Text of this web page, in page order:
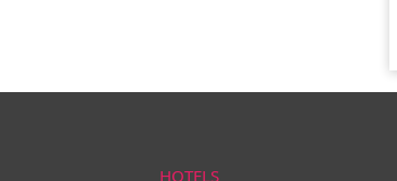
HOTELS